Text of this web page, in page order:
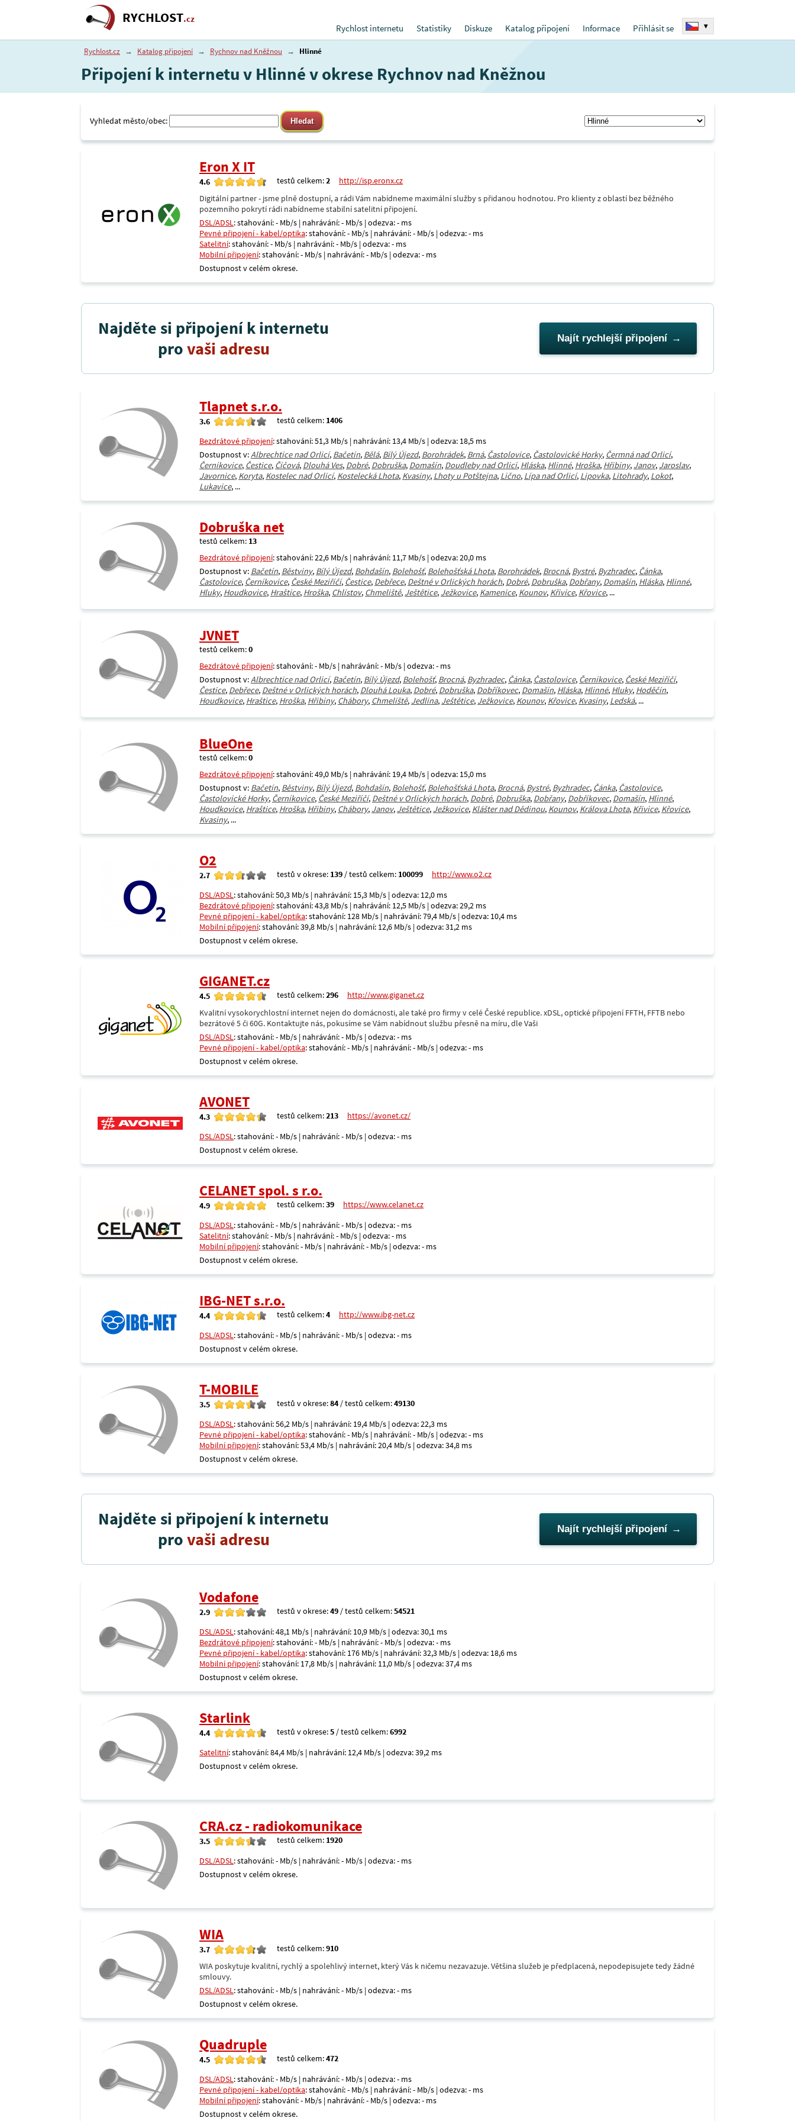
RYCHLOST.cz
Rychlost internetu
Statistiky Diskuze Katalog připojení Informace Přihlásit se ▾
Rychlost.cz → Katalog připojení → Rychnov nad Kněžnou → Hlinné
Připojení k internetu v Hlinné v okrese Rychnov nad Kněžnou
Vyhledat město/obec:
Eron X IT
4.6 testů celkem:2
http://isp.eronx.cz
Digitální partner - jsme plně dostupní, a rádi Vám nabídneme maximální služby s přidanou hodnotou. Pro klienty z oblastí bez běžného
pozemního pokrytí rádi nabídneme stabilní satelitní připojení.
DSL/ADSL: stahování: - Mb/s | nahrávání: - Mb/s | odezva: - ms
Pevné připojení - kabel/optika: stahování: - Mb/s | nahrávání: - Mb/s | odezva: - ms
Satelitní: stahování: - Mb/s | nahrávání: - Mb/s | odezva: - ms
Mobilní připojení: stahování: - Mb/s | nahrávání: - Mb/s | odezva: - ms
Dostupnost v celém okrese.
Najděte si připojení k internetu
provaši adresu Najít rychlejší připojení
Tlapnet s.r.o.
3.6 testů celkem: 1406
Bezdrátové připojení: stahování: 51,3 Mb/s | nahrávání: 13,4 Mb/s | odezva: 18,5 ms
Dostupnost v:Albrechtice nad Orlicí, Bačetín, Bělá, Bílý Újezd, Borohrádek, Brná, Častolovice, Častolovické Horky, Čermná nad Orlicí,
Černíkovice, Čestice, Číčová, Dlouhá Ves, Dobré, Dobruška, Domašín, Doudleby nad Orlicí, Hláska, Hlinné, Hroška, Hřibiny, Janov, Jaroslav,
Javornice, Koryta, Kostelec nad Orlicí, Kostelecká Lhota, Kvasiny, Lhoty u Potštejna, Lično, Lípa nad Orlicí, Lipovka, Litohrady, Lokot,
Lukavice, ...
Dobruška net
testů celkem: 13
Bezdrátové připojení: stahování: 22,6 Mb/s | nahrávání: 11,7 Mb/s | odezva: 20,0 ms
Dostupnost v: Bačetín, Běstviny, Bílý Újezd, Bohdašín, Bolehošť, Bolehošťská Lhota, Borohrádek, Brocná, Bystré, Byzhradec, Čánka,
Častolovice, Černíkovice, České Meziříčí, Čestice, Debřece, Deštné v Orlických horách, Dobré, Dobruška, Dobřany, Domašín, Hláska, Hlinné,
Hluky, Houdkovice, Hraštice, Hroška, Chlístov, Chmeliště, Ještětice, Ježkovice, Kamenice, Kounov, Křivice, Křovice, ...
JVNET
testů celkem:0
Bezdrátové připojení: stahování: - Mb/s | nahrávání: - Mb/s | odezva: - ms
Dostupnost v:Albrechtice nad Orlicí, Bačetín, Bílý Újezd, Bolehošť, Brocná, Byzhradec, Čánka, Častolovice, Černíkovice, České Meziříčí,
Čestice, Debřece, Deštné v Orlických horách, Dlouhá Louka, Dobré, Dobruška, Dobříkovec, Domašín, Hláska, Hlinné, Hluky, Hoděčín,
Houdkovice, Hraštice, Hroška, Hřibiny, Chábory, Chmeliště, Jedlina, Ještětice, Ježkovice, Kounov, Křovice, Kvasiny, Ledská, ...
BlueOne
testů celkem:0
Bezdrátové připojení: stahování: 49,0 Mb/s | nahrávání: 19,4 Mb/s | odezva: 15,0 ms
Dostupnost v: Bačetín, Běstviny, Bílý Újezd, Bohdašín, Bolehošť, Bolehošťská Lhota, Brocná, Bystré, Byzhradec, Čánka, Častolovice,
Častolovické Horky, Černíkovice, České Meziříčí, Deštné v Orlických horách, Dobré, Dobruška, Dobřany, Dobříkovec, Domašín, Hlinné,
Houdkovice, Hraštice, Hroška, Hřibiny, Chábory, Janov, Ještětice, Ježkovice, Klášter nad Dědinou, Kounov, Králova Lhota, Křivice, Křovice,
Kvasiny, ...
O2
2.7 testů v okrese: 139 / testů celkem: 100099
http://www.o2.cz
DSL/ADSL: stahování: 50,3 Mb/s | nahrávání: 15,3 Mb/s | odezva: 12,0 ms
Bezdrátové připojení: stahování: 43,8 Mb/s | nahrávání: 12,5 Mb/s | odezva: 29,2 ms
Pevné připojení - kabel/optika: stahování: 128 Mb/s | nahrávání: 79,4 Mb/s | odezva: 10,4 ms
Mobilní připojení: stahování: 39,8 Mb/s | nahrávání: 12,6 Mb/s | odezva: 31,2 ms
Dostupnost v celém okrese.
GIGANET.cz
4.5 testů celkem:296
http://www.giganet.cz
Kvalitní vysokorychlostní internet nejen do domácnosti, ale také pro firmy v celé České republice. xDSL, optické připojení FFTH, FFTB nebo
bezrátové 5 či 60G. Kontaktujte nás, pokusíme se Vám nabídnout službu přesně na míru, dle Vaši
DSL/ADSL: stahování: - Mb/s | nahrávání: - Mb/s | odezva: - ms
Pevné připojení - kabel/optika: stahování: - Mb/s | nahrávání: - Mb/s | odezva: - ms
Dostupnost v celém okrese.
AVONET
4.3 testů celkem:213
https://avonet.cz/
DSL/ADSL: stahování: - Mb/s | nahrávání: - Mb/s | odezva: - ms
Dostupnost v celém okrese.
CELANET spol. s r.o.
4.9 testů celkem:39
https://www.celanet.cz
DSL/ADSL: stahování: - Mb/s | nahrávání: - Mb/s | odezva: - ms
Satelitní: stahování: - Mb/s | nahrávání: - Mb/s | odezva: - ms
Mobilní připojení: stahování: - Mb/s | nahrávání: - Mb/s | odezva: - ms
Dostupnost v celém okrese.
IBG-NET s.r.o.
4.4 testů celkem:4
http://www.ibg-net.cz
DSL/ADSL: stahování: - Mb/s | nahrávání: - Mb/s | odezva: - ms
Dostupnost v celém okrese.
T-MOBILE
3.5 testů v okrese:84 / testů celkem:49130
DSL/ADSL: stahování: 56,2 Mb/s | nahrávání: 19,4 Mb/s | odezva: 22,3 ms
Pevné připojení - kabel/optika: stahování: - Mb/s | nahrávání: - Mb/s | odezva: - ms
Mobilní připojení: stahování: 53,4 Mb/s | nahrávání: 20,4 Mb/s | odezva: 34,8 ms
Dostupnost v celém okrese.
Najděte si připojení k internetu
provaši adresu Najít rychlejší připojení
Vodafone
2.9 testů v okrese:49 / testů celkem:54521
DSL/ADSL: stahování: 48,1 Mb/s | nahrávání: 10,9 Mb/s | odezva: 30,1 ms
Bezdrátové připojení: stahování: - Mb/s | nahrávání: - Mb/s | odezva: - ms
Pevné připojení - kabel/optika: stahování: 176 Mb/s | nahrávání: 32,3 Mb/s | odezva: 18,6 ms
Mobilní připojení: stahování: 17,8 Mb/s | nahrávání: 11,0 Mb/s | odezva: 37,4 ms
Dostupnost v celém okrese.
Starlink
4.4 testů v okrese:5 / testů celkem:6992
Satelitní: stahování: 84,4 Mb/s | nahrávání: 12,4 Mb/s | odezva: 39,2 ms
Dostupnost v celém okrese.
CRA.cz - radiokomunikace
3.5 testů celkem: 1920
DSL/ADSL: stahování: - Mb/s | nahrávání: - Mb/s | odezva: - ms
Dostupnost v celém okrese.
WIA
3.7 testů celkem:910
WIA poskytuje kvalitní, rychlý a spolehlivý internet, který Vás k ničemu nezavazuje. Většina služeb je předplacená, nepodepisujete tedy žádné
smlouvy.
DSL/ADSL: stahování: - Mb/s | nahrávání: - Mb/s | odezva: - ms
Dostupnost v celém okrese.
Quadruple
4.5 testů celkem:472
DSL/ADSL: stahování: - Mb/s | nahrávání: - Mb/s | odezva: - ms
Pevné připojení - kabel/optika: stahování: - Mb/s | nahrávání: - Mb/s | odezva: - ms
Mobilní připojení: stahování: - Mb/s | nahrávání: - Mb/s | odezva: - ms
Dostupnost v celém okrese.